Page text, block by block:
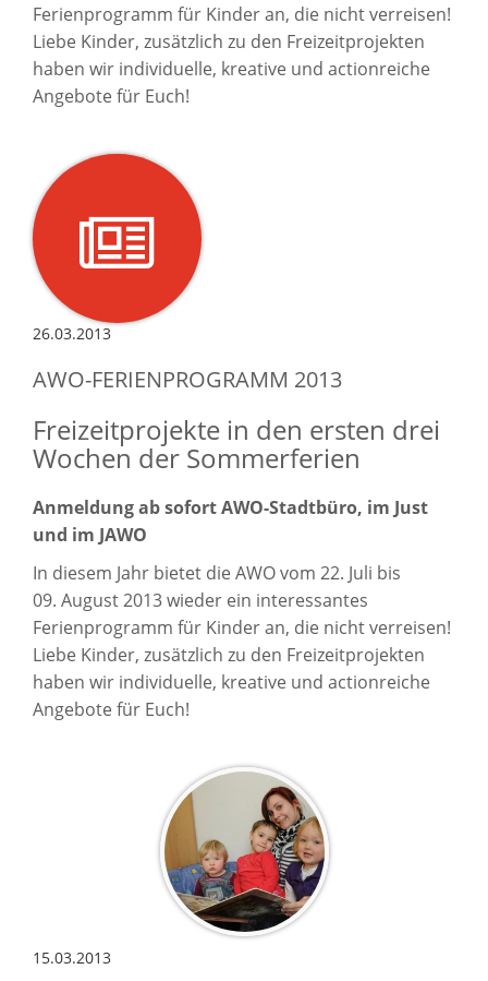
Ferienprogramm für Kinder an, die nicht verreisen!
Liebe Kinder, zusätzlich zu den Freizeitprojekten
haben wir individuelle, kreative und actionreiche
Angebote für Euch!
26.03.2013
AWO-FERIENPROGRAMM 2013
Freizeitprojekte in den ersten drei
Wochen der Sommerferien
Anmeldung ab sofort AWO-Stadtbüro, im Just
und im JAWO
In diesem Jahr bietet die AWO vom 22. Juli bis
09. August 2013 wieder ein interessantes
Ferienprogramm für Kinder an, die nicht verreisen!
Liebe Kinder, zusätzlich zu den Freizeitprojekten
haben wir individuelle, kreative und actionreiche
Angebote für Euch!
15.03.2013